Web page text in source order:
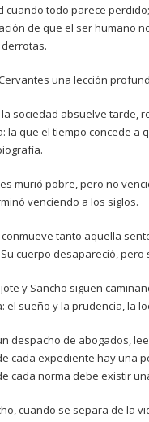
cuando todo parece
de que el ser humano
una lección
la sociedad absuelve tarde,
la que el tiempo concede
murió pobre, pero no
venciendo a los siglos.
tanto aquella
cuerpo desapareció,
y Sancho siguen
el sueño y la prudencia, la
despacho de abogados,
cada expediente hay una
cada norma debe existir
cuando se separa de la